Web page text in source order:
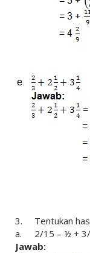
3.
Tentukan
a.
2/15 – ½ +
Jawab: